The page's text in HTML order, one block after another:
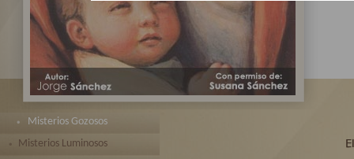
Misterios Gozosos
Misterios Luminosos